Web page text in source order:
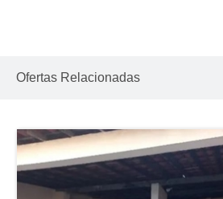
Ofertas Relacionadas